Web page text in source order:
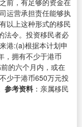
前，有足够的资金在
运营承担责任能够执
以上这种形式的移民
法令。投资移民者必
港:(a)根据本计划申
，拥有不少于港币
的六个月内，或在
少于港币650万元投
参考资料 ：亲属移民